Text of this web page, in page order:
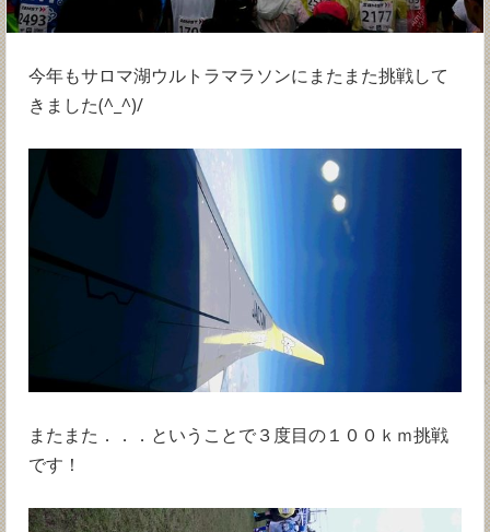
今年もサロマ湖ウルトラマラソンにまたまた挑戦して
きました(^_^)/
またまた．．．ということで３度目の１００ｋｍ挑戦
です！